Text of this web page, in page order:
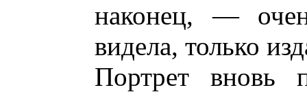
наконец, —
видела, только
Портрет вновь